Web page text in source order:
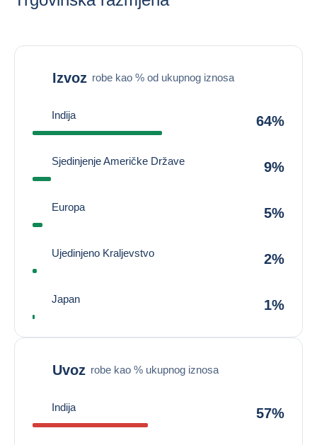
Izvoz robe kao % od ukupnog iznosa
Indija 64%
Sjedinjenje Američke Države 9%
Europa 5%
Ujedinjeno Kraljevstvo 2%
Japan 1%
Uvoz robe kao % ukupnog iznosa
Indija 57%